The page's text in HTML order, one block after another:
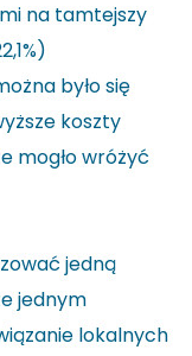
na tamtejszy
było się
koszty
mogło wróżyć
jedną
jednym
lokalnych